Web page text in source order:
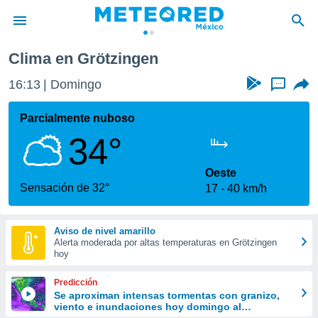
de
ha sido
que se
calidad.
a este
las
y
forma
digital
basada
Clima en Grötzingen
16:13 Domingo ...
Parcialmente nuboso
34°
Sensación de 32°
Oeste
17
40 km/h
Aviso de nivel amarillo
Alerta moderada por altas temperaturas en Grötzingen
hoy
Predicción
Se aproximan intensas tormentas con granizo,
viento e inundaciones hoy domingo al